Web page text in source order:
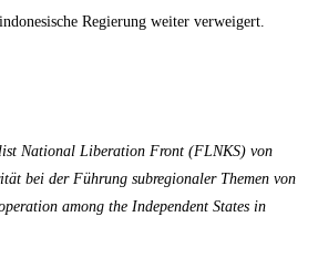
Regierung weiter verweigert.
National Liberation Front (FLNKS) von
bei der Führung subregionaler Themen von
among the Independent States in